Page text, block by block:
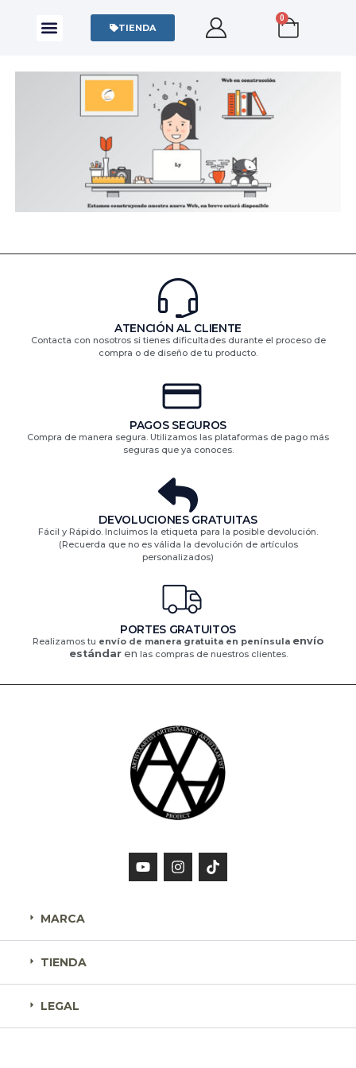
TIENDA
0
ATENCIÓN AL CLIENTE
Contacta con nosotros si tienes dificultades durante el proceso de
compra o de diseño de tu producto.
PAGOS SEGUROS
Compra de manera segura. Utilizamos las plataformas de pago más
seguras que ya conoces.
DEVOLUCIONES GRATUITAS​
Fácil y Rápido. Incluimos la etiqueta para la posible devolución.
(Recuerda que no es válida la devolución de artículos
personalizados)​
PORTES GRATUITOS
Realizamos tu envío de manera gratuita en península envío
estándaren las compras de nuestros clientes.
MARCA
TIENDA
LEGAL